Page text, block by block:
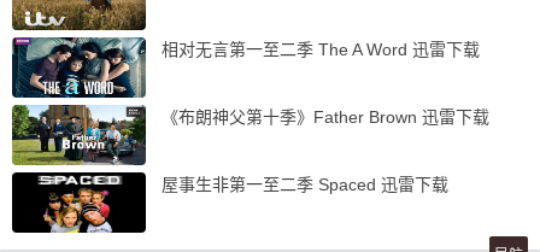
相对无言第一至二季 The A Word 迅雷下载
《布朗神父第十季》Father Brown 迅雷下载
屋事生非第一至二季 Spaced 迅雷下载